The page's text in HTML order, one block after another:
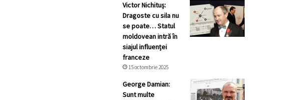
Victor Nichituș:
Dragoste cu sila nu
se poate… Statul
moldovean intră în
siajul influenței
franceze
15 octombrie 2025
George Damian:
Sunt multe